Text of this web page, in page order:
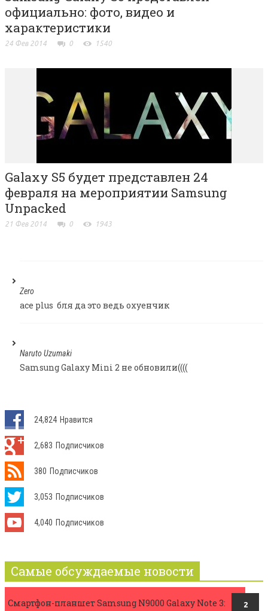
официально: фото, видео и
характеристики
24 Фев 2014 0 1540
Galaxy S5 будет представлен 24
февраля на мероприятии Samsung
Unpacked
21 Фев 2014 0 1943
Zero
ace plus бля да это ведь охуенчик
Naruto Uzumaki
Samsung Galaxy Mini 2 не обновили((((
24,824 Нравится
2,683 Подписчиков
380 Подписчиков
3,053 Подписчиков
4,040 Подписчиков
Самые обсуждаемые новости
Смартфон-планшет Samsung N9000 Galaxy Note 3:
2